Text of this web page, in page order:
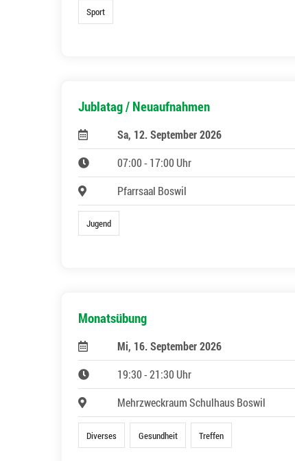
Sport
Jublatag / Neuaufnahmen
Sa, 12. September 2026
07:00 - 17:00 Uhr
Pfarrsaal Boswil
Jugend
Monatsübung
Mi, 16. September 2026
19:30 - 21:30 Uhr
Mehrzweckraum Schulhaus Boswil
Diverses Gesundheit Treffen